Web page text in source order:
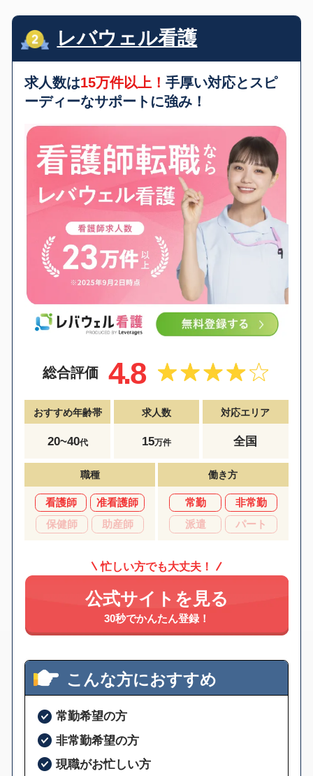
レバウェル看護
求人数は15万件以上！手厚い対応とスピ
ーディーなサポートに強み！
総合評価 4.8
おすすめ年齢帯
20~40代
求人数
15万件
対応エリア
全国
職種
看護師
准看護師
保健師
助産師
働き方
常勤
非常勤
派遣
パート
忙しい方でも大丈夫！
公式サイトを見る
30秒でかんたん登録！
こんな方におすすめ
常勤希望の方
非常勤希望の方
現職がお忙しい方